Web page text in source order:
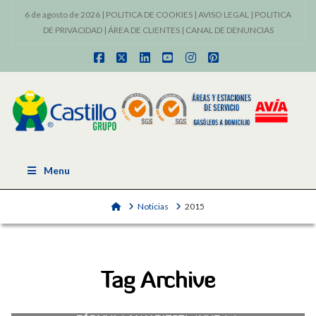
6 de agosto de 2026 | POLITICA DE COOKIES | AVISO LEGAL | POLITICA
DE PRIVACIDAD| ÁREA DE CLIENTES| CANAL DE DENUNCIAS
Facebook
X LinkedInYouTubeInstagram
Pinterest
Menu
HomeNoticias 2015
Tag Archive